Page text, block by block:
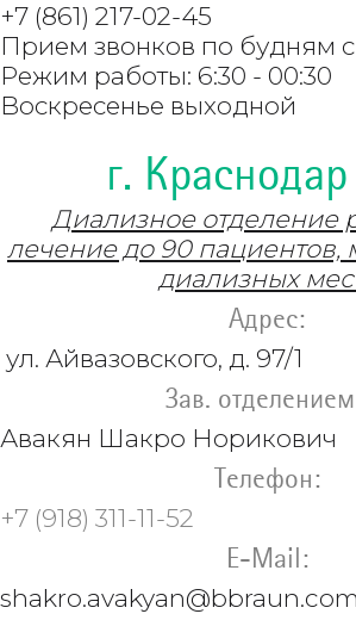
+7 (861) 217-02-45
Прием звонков по будням с
Режим работы: 6:30 - 00:30
Воскресенье выходной
г.
Диализное отделение
лечение до 90 пациентов,
диализных
Адрес:
ул. Айвазовского, д. 97/1
Зав.
Авакян Шакро Норикович
Телефон:
+7 (918) 311-11-52
E-Mail:
shakro.avakyan@bbraun.com